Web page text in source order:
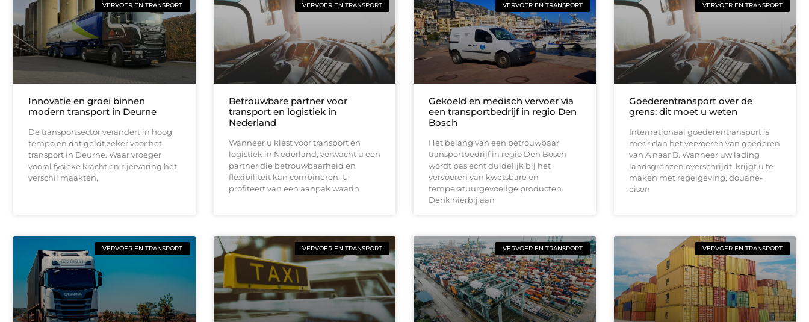
VERVOER EN TRANSPORT
Innovatie en groei binnen
modern transport in Deurne
De transportsector verandert in hoog
tempo en dat geldt zeker voor het
transport in Deurne. Waar vroeger
vooral fysieke kracht en rijervaring het
verschil maakten,
VERVOER EN TRANSPORT
Betrouwbare partner voor
transport en logistiek in
Nederland
Wanneer u kiest voor transport en
logistiek in Nederland, verwacht u een
partner die betrouwbaarheid en
flexibiliteit kan combineren. U
profiteert van een aanpak waarin
VERVOER EN TRANSPORT
Gekoeld en medisch vervoer via
een transportbedrijf in regio Den
Bosch
Het belang van een betrouwbaar
transportbedrijf in regio Den Bosch
wordt pas echt duidelijk bij het
vervoeren van kwetsbare en
temperatuurgevoelige producten.
Denk hierbij aan
VERVOER EN TRANSPORT
Goederentransport over de
grens: dit moet u weten
Internationaal goederentransport is
meer dan het vervoeren van goederen
van A naar B. Wanneer uw lading
landsgrenzen overschrijdt, krijgt u te
maken met regelgeving, douane-
eisen
VERVOER EN TRANSPORT VERVOER EN TRANSPORT VERVOER EN TRANSPORT VERVOER EN TRANSPORT